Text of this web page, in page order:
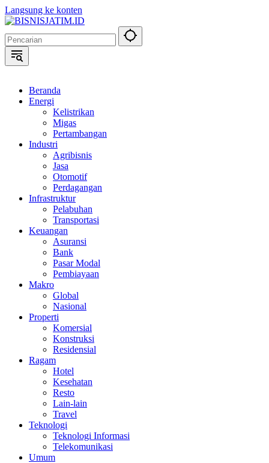
Langsung ke konten
Beranda
Energi
Kelistrikan
Migas
Pertambangan
Industri
Agribisnis
Jasa
Otomotif
Perdagangan
Infrastruktur
Pelabuhan
Transportasi
Keuangan
Asuransi
Bank
Pasar Modal
Pembiayaan
Makro
Global
Nasional
Properti
Komersial
Konstruksi
Residensial
Ragam
Hotel
Kesehatan
Resto
Lain-lain
Travel
Teknologi
Teknologi Informasi
Telekomunikasi
Umum